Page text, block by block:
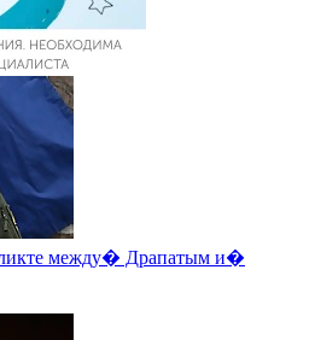
между� Драпатым и�